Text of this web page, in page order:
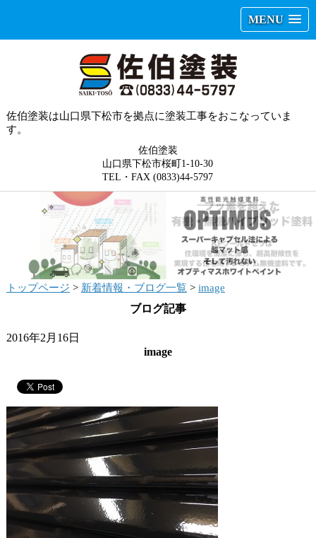
MENU
佐伯塗装は山口県下松市を拠点に塗装工事をおこなっていま
す。
佐伯塗装
山口県下松市桜町1-10-30
TEL・FAX (0833)44-5797
トップページ > 新着情報・ブログ一覧> image
ブログ記事
2016年2月16日
image